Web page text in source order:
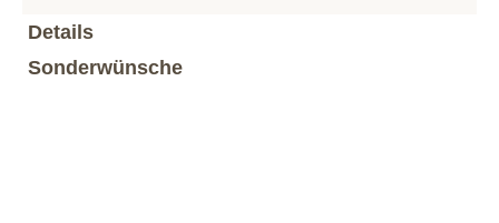
Details
Sonderwünsche